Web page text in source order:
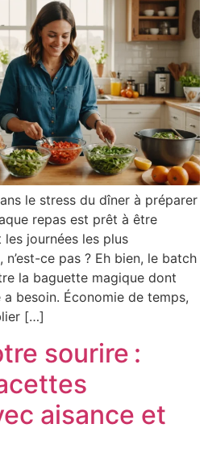
le stress du dîner à préparer
repas est prêt à être
les journées les plus
ce pas ? Eh bien, le batch
la baguette magique dont
besoin. Économie de temps,
[…]
sourire :
aisance et